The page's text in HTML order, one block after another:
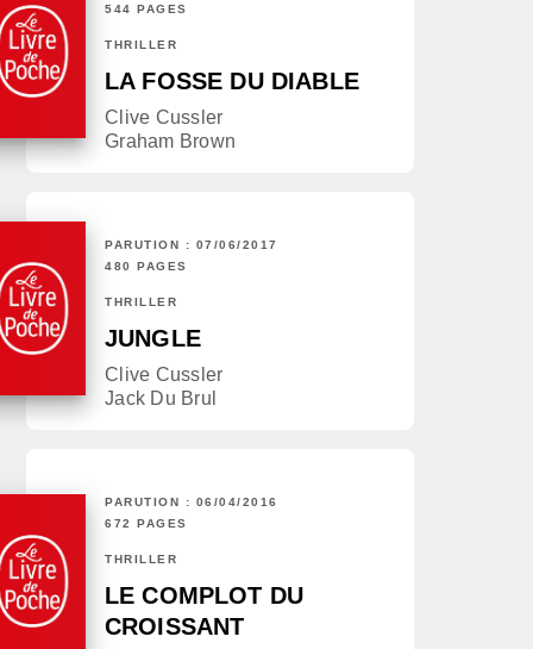
544 PAGES
THRILLER
LA FOSSE DU DIABLE
Clive Cussler
Graham Brown
PARUTION : 07/06/2017
480 PAGES
THRILLER
JUNGLE
Clive Cussler
Jack Du Brul
PARUTION : 06/04/2016
672 PAGES
THRILLER
LE COMPLOT DU
CROISSANT